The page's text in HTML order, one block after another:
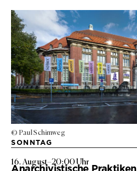
© Paul Schimweg
SONNTAG
16. August–20:00 Uhr
Anarchivistische Praktiken